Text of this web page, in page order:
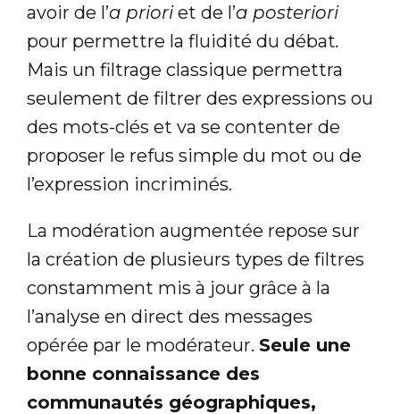
avoir de l’a prioriet de l’a posteriori
pour permettre la fluidité du débat.
Mais un filtrage classique permettra
seulement de filtrer des expressions ou
des mots-clés et va se contenter de
proposer le refus simple du mot ou de
l’expression incriminés.
La modération augmentée repose sur
la création de plusieurs types de filtres
constamment mis à jour grâce à la
l’analyse en direct des messages
opérée par le modérateur. Seule une
bonne connaissance des
communautés géographiques,